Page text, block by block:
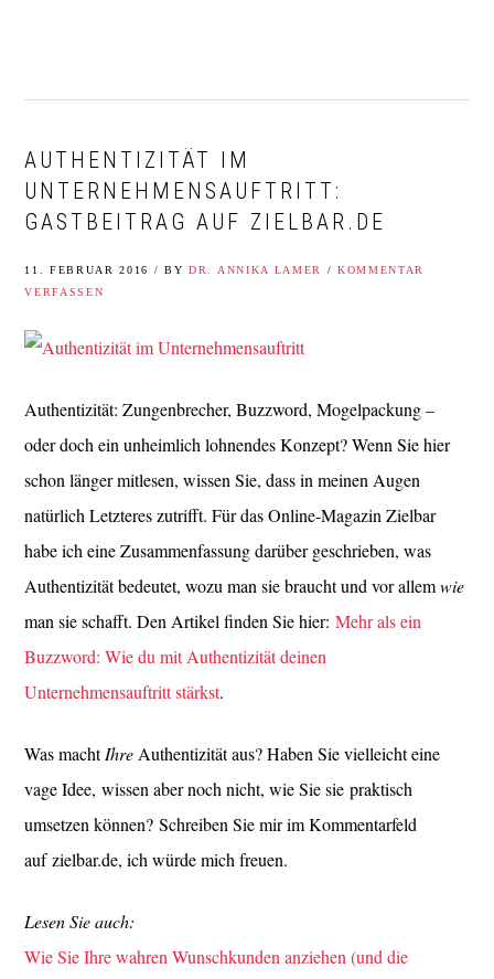
AUTHENTIZITÄT IM
UNTERNEHMENSAUFTRITT:
GASTBEITRAG AUF ZIELBAR.DE
11. FEBRUAR 2016 / BYDR. ANNIKA LAMER / KOMMENTAR
VERFASSEN
Authentizität: Zungenbrecher, Buzzword, Mogelpackung –
oder doch ein unheimlich lohnendes Konzept? Wenn Sie hier
schon länger mitlesen, wissen Sie, dass in meinen Augen
natürlich Letzteres zutrifft. Für das Online-Magazin Zielbar
habe ich eine Zusammenfassung darüber geschrieben, was
Authentizität bedeutet, wozu man sie braucht und vor allemwie
man sie schafft. Den Artikel finden Sie hier:Mehr als ein
Buzzword: Wie du mit Authentizität deinen
Unternehmensauftritt stärkst.
Was machtIhre Authentizität aus? Haben Sie vielleicht eine
vage Idee, wissen aber noch nicht, wie Sie sie praktisch
umsetzen können? Schreiben Sie mir im Kommentarfeld
auf zielbar.de, ich würde mich freuen.
Lesen Sie auch:
Wie Sie Ihre wahren Wunschkunden anziehen (und die